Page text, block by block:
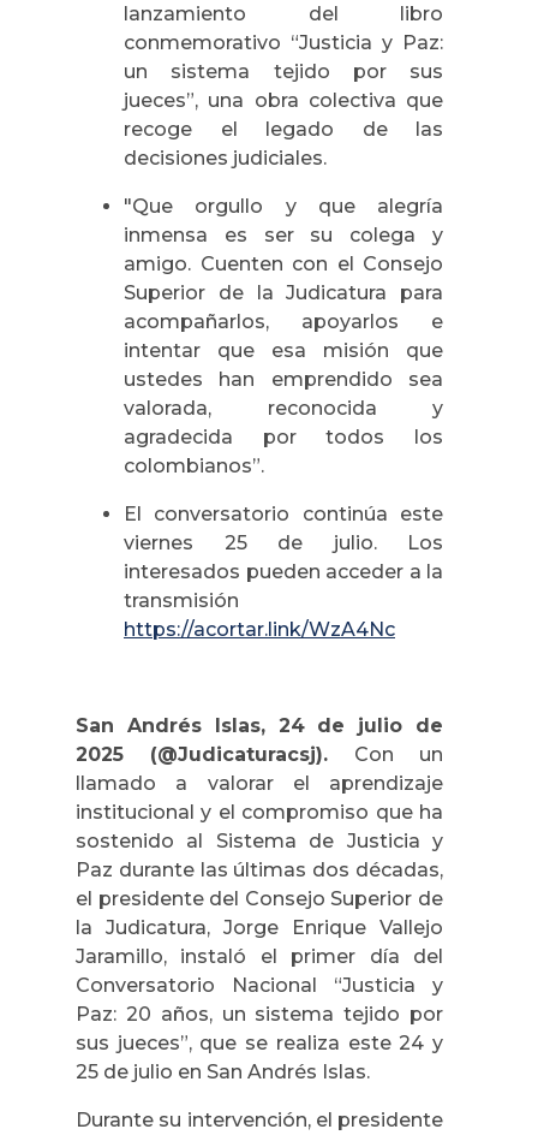
lanzamiento del libro
conmemorativo “Justicia y Paz:
un sistema tejido por sus
jueces”, una obra colectiva que
recoge el legado de las
decisiones judiciales.
"Que orgullo y que alegría
inmensa es ser su colega y
amigo. Cuenten con el Consejo
Superior de la Judicatura para
acompañarlos, apoyarlos e
intentar que esa misión que
ustedes han emprendido sea
valorada, reconocida y
agradecida por todos los
colombianos”.
El conversatorio continúa este
viernes 25 de julio. Los
interesados pueden acceder a la
transmisión
https://acortar.link/WzA4Nc
San Andrés Islas, 24 de julio de
2025 (@Judicaturacsj). Con un
llamado a valorar el aprendizaje
institucional y el compromiso que ha
sostenido al Sistema de Justicia y
Paz durante las últimas dos décadas,
el presidente del Consejo Superior de
la Judicatura, Jorge Enrique Vallejo
Jaramillo, instaló el primer día del
Conversatorio Nacional “Justicia y
Paz: 20 años, un sistema tejido por
sus jueces”, que se realiza este 24 y
25 de julio en San Andrés Islas.
Durante su intervención, el presidente